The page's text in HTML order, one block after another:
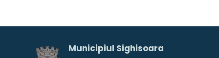
Municipiul Sighisoara